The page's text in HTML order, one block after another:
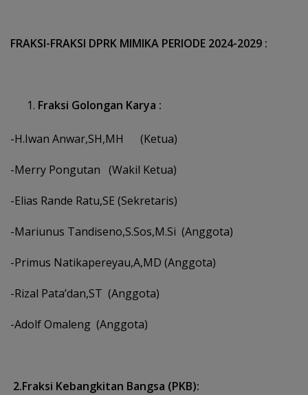
FRAKSI-FRAKSI DPRK MIMIKA PERIODE 2024-2029 :
Fraksi Golongan Karya :
-H.Iwan Anwar,SH,MH (Ketua)
-Merry Pongutan (Wakil Ketua)
-Elias Rande Ratu,SE (Sekretaris)
-Mariunus Tandiseno,S.Sos,M.Si (Anggota)
-Primus Natikapereyau,A,MD (Anggota)
-Rizal Pata’dan,ST (Anggota)
-Adolf Omaleng (Anggota)
2.Fraksi Kebangkitan Bangsa (PKB):